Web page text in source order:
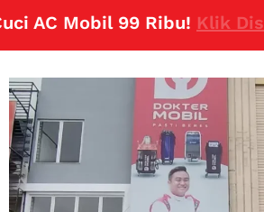
AC Mobil 99 Ribu!Klik Disini